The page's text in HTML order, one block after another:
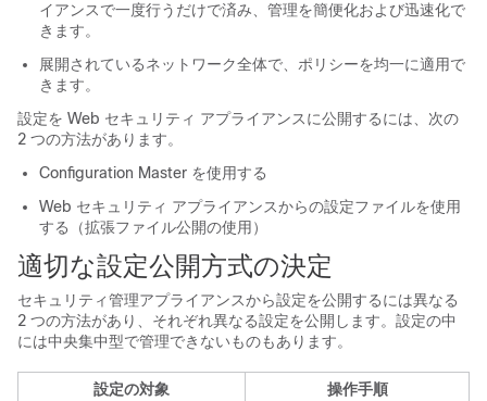
イアンスで一度行うだけで済み、管理を簡便化および迅速化で
きます。
展開されているネットワーク全体で、ポリシーを均一に適用で
きます。
設定を Web セキュリティ アプライアンスに公開するには、次の
2 つの方法があります。
Configuration Master を使用する
Web セキュリティ アプライアンスからの設定ファイルを使用
する（拡張ファイル公開の使用）
適切な設定公開方式の決定
セキュリティ管理アプライアンスから設定を公開するには異なる
2 つの方法があり、それぞれ異なる設定を公開します。設定の中
には中央集中型で管理できないものもあります。
設定の対象
操作手順